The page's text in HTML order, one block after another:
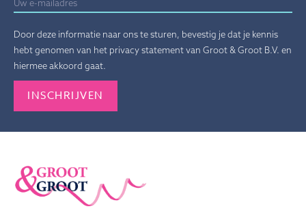
Door deze informatie naar ons te sturen, bevestig je dat je kennis
hebt genomen van het privacy statement van Groot & Groot B.V. en
hiermee akkoord gaat.